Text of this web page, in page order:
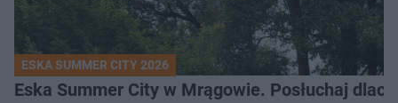
ESKA SUMMER CITY 2026
Eska Summer City w Mrągowie. Posłuchaj